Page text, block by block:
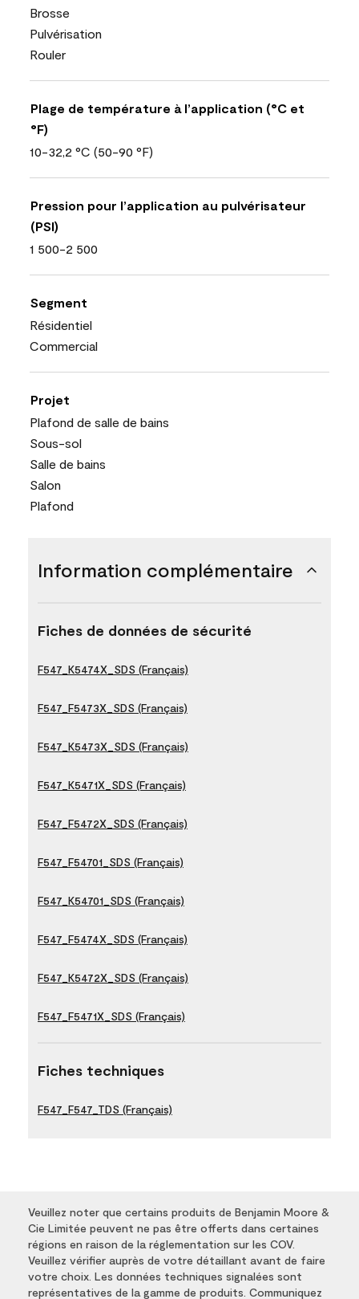
Brosse
Pulvérisation
Rouler
Plage de température à l’application (°C et
°F)
10-32,2 °C (50-90 °F)
Pression pour l’application au pulvérisateur
(PSI)
1 500-2 500
Segment
Résidentiel
Commercial
Projet
Plafond de salle de bains
Sous-sol
Salle de bains
Salon
Plafond
Information complémentaire
Fiches de données de sécurité
F547_K5474X_SDS (Français)
F547_F5473X_SDS (Français)
F547_K5473X_SDS (Français)
F547_K5471X_SDS (Français)
F547_F5472X_SDS (Français)
F547_F54701_SDS (Français)
F547_K54701_SDS (Français)
F547_F5474X_SDS (Français)
F547_K5472X_SDS (Français)
F547_F5471X_SDS (Français)
Fiches techniques
F547_F547_TDS (Français)
Veuillez noter que certains produits de Benjamin Moore &
Cie Limitée peuvent ne pas être offerts dans certaines
régions en raison de la réglementation sur les COV.
Veuillez vérifier auprès de votre détaillant avant de faire
votre choix. Les données techniques signalées sont
représentatives de la gamme de produits. Communiquez